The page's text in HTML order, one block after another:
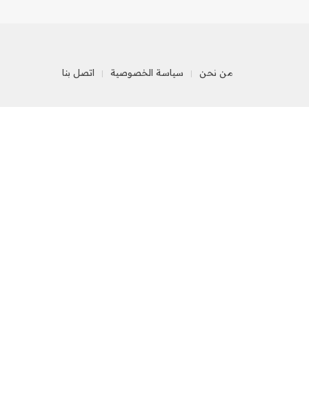
من نحن سياسة الخصوصية اتصل بنا